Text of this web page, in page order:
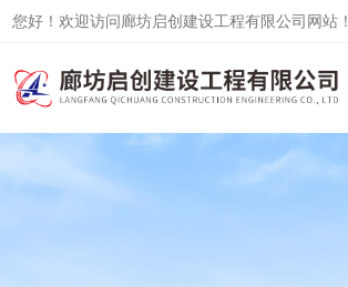
您好！欢迎访问廊坊启创建设工程有限公司网站！